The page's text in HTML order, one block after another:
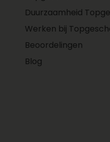
Duurzaamheid
Werken bij
Beoordelingen
Blog